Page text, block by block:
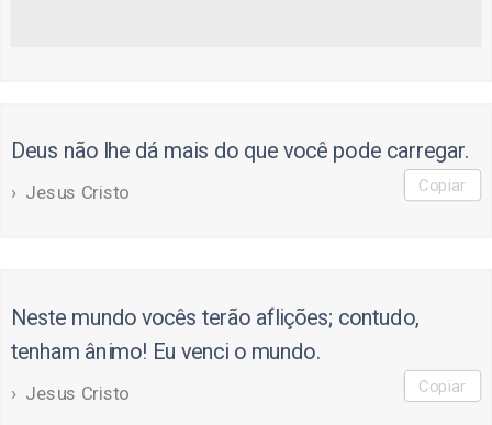
Deus não lhe dá mais do que você pode carregar.
Jesus Cristo Copiar
Neste mundo vocês terão aflições; contudo,
tenham ânimo! Eu venci o mundo.
Jesus Cristo Copiar